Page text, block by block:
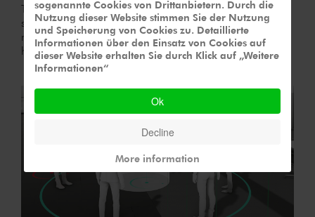
The award for digital brand communication defines the
state of the art and emphasizes the trends in digital
marketing as well as multimedia design. We are very
honoured to recieve Gold Award for"VDC Interactive".
sogenannte Cookies von Drittanbietern. Durch die
Nutzung dieser Website stimmen Sie der Nutzung
und Speicherung von Cookies zu. Detaillierte
Informationen über den Einsatz von Cookies auf
dieser Website erhalten Sie durch Klick auf „Weitere
Informationen“
Ok
Decline
More information